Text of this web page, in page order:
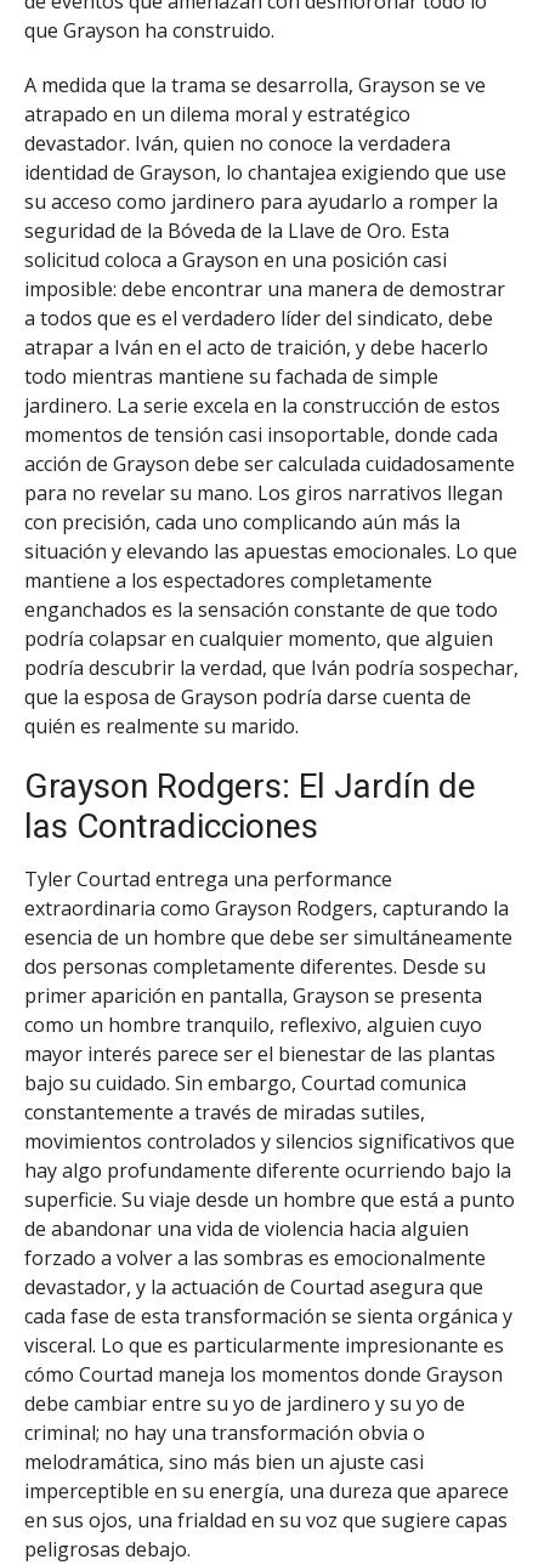
que Grayson ha construido.
A medida que la trama se desarrolla, Grayson se ve
atrapado en un dilema moral y estratégico
devastador. Iván, quien no conoce la verdadera
identidad de Grayson, lo chantajea exigiendo que use
su acceso como jardinero para ayudarlo a romper la
seguridad de la Bóveda de la Llave de Oro. Esta
solicitud coloca a Grayson en una posición casi
imposible: debe encontrar una manera de demostrar
a todos que es el verdadero líder del sindicato, debe
atrapar a Iván en el acto de traición, y debe hacerlo
todo mientras mantiene su fachada de simple
jardinero. La serie excela en la construcción de estos
momentos de tensión casi insoportable, donde cada
acción de Grayson debe ser calculada cuidadosamente
para no revelar su mano. Los giros narrativos llegan
con precisión, cada uno complicando aún más la
situación y elevando las apuestas emocionales. Lo que
mantiene a los espectadores completamente
enganchados es la sensación constante de que todo
podría colapsar en cualquier momento, que alguien
podría descubrir la verdad, que Iván podría sospechar,
que la esposa de Grayson podría darse cuenta de
quién es realmente su marido.
Grayson Rodgers: El Jardín de
las Contradicciones
Tyler Courtad entrega una performance
extraordinaria como Grayson Rodgers, capturando la
esencia de un hombre que debe ser simultáneamente
dos personas completamente diferentes. Desde su
primer aparición en pantalla, Grayson se presenta
como un hombre tranquilo, reflexivo, alguien cuyo
mayor interés parece ser el bienestar de las plantas
bajo su cuidado. Sin embargo, Courtad comunica
constantemente a través de miradas sutiles,
movimientos controlados y silencios significativos que
hay algo profundamente diferente ocurriendo bajo la
superficie. Su viaje desde un hombre que está a punto
de abandonar una vida de violencia hacia alguien
forzado a volver a las sombras es emocionalmente
devastador, y la actuación de Courtad asegura que
cada fase de esta transformación se sienta orgánica y
visceral. Lo que es particularmente impresionante es
cómo Courtad maneja los momentos donde Grayson
debe cambiar entre su yo de jardinero y su yo de
criminal; no hay una transformación obvia o
melodramática, sino más bien un ajuste casi
imperceptible en su energía, una dureza que aparece
en sus ojos, una frialdad en su voz que sugiere capas
peligrosas debajo.